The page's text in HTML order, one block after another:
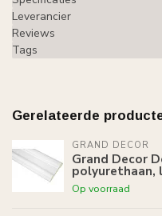
Leverancier
Reviews
Tags
Gerelateerde
GRAND DECOR
Grand Decor
polyurethaan,
Op voorraad